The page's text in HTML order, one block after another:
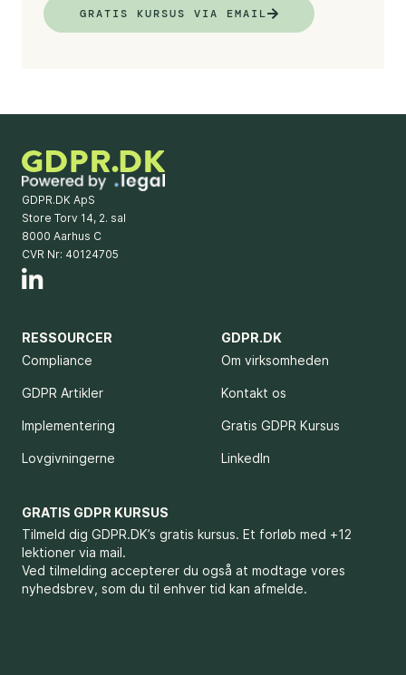
GRATIS KURSUS VIA EMAIL
GDPR.DK ApS
Store Torv 14, 2. sal
8000 Aarhus C
CVR Nr: 40124705
RESSOURCER
Compliance
GDPR Artikler
Implementering
Lovgivningerne
GDPR.DK
Om virksomheden
Kontakt os
Gratis GDPR Kursus
LinkedIn
GRATIS GDPR KURSUS
Tilmeld dig GDPR.DK’s gratis kursus. Et forløb med +12
lektioner via mail.
Ved tilmelding accepterer du også at modtage vores
nyhedsbrev, som du til enhver tid kan afmelde.